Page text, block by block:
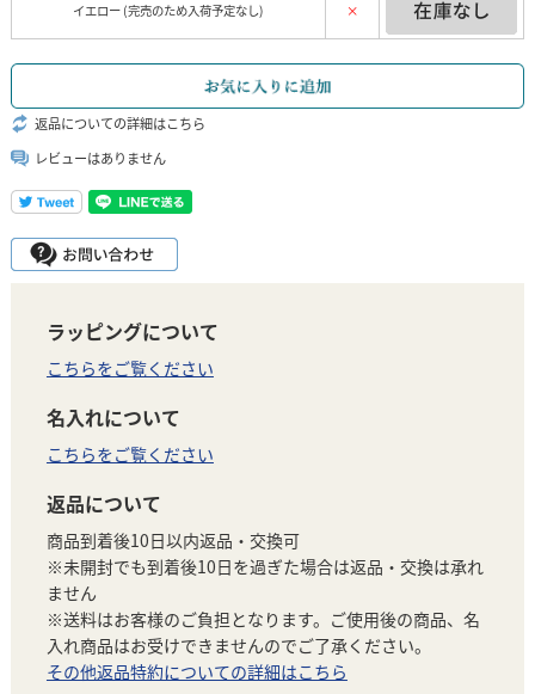
イエロー (完売のため入荷予定なし) ×
返品についての詳細はこちら
レビューはありません
ラッピングについて
こちらをご覧ください
名入れについて
こちらをご覧ください
返品について
商品到着後10日以内返品・交換可
※未開封でも到着後10日を過ぎた場合は返品・交換は承れ
ません
※送料はお客様のご負担となります。ご使用後の商品、名
入れ商品はお受けできませんのでご了承ください。
その他返品特約についての詳細はこちら